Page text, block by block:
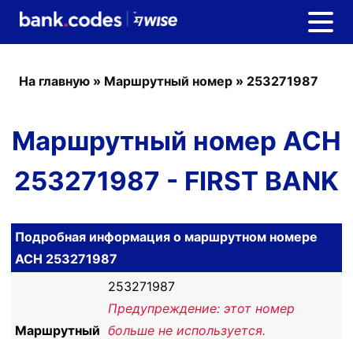
На главную » Маршрутный номер » 253271987
Маршрутный номер ACH
253271987 - FIRST BANK
Подробная информация о маршрутном номере
ACH 253271987
Маршрутный
253271987
Предупреждение: этот номер
больше не используется.